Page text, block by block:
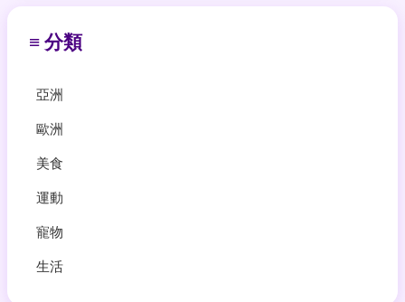
≡ 分類
亞洲
歐洲
美食
運動
寵物
生活